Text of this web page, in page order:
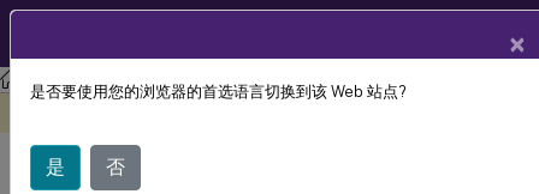
Citrix Endpoint Management
Android Enterprise
×
是否要使用您的浏览器的首选语言切换到该 Web 站点?
是 否